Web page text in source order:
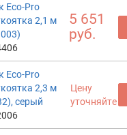
Eco-Pro
2,1 м
5 651
руб.
Eco-Pro
2,3 м
серый
Цену
уточняйте